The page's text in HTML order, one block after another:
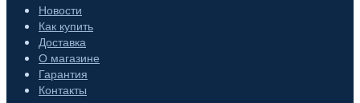
Новости
Как купить
Доставка
О магазине
Гарантия
Контакты